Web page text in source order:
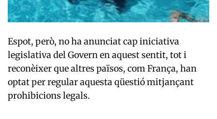
Espot, però, no ha anunciat cap iniciativa
legislativa del Govern en aquest sentit, tot i
reconèixer que altres països, com França, han
optat per regular aquesta qüestió mitjançant
prohibicions legals.